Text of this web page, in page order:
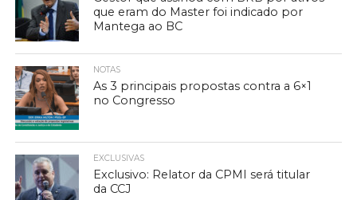
que eram do Master foi indicado por
Mantega ao BC
NOTAS
As 3 principais propostas contra a 6×1
no Congresso
EXCLUSIVAS
Exclusivo: Relator da CPMI será titular
da CCJ